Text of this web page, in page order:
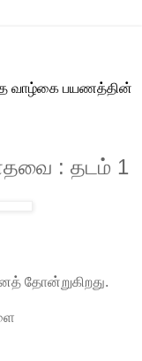
வாழ்கை பயணத்தின்
: தடம் 1
தோன்றுகிறது.